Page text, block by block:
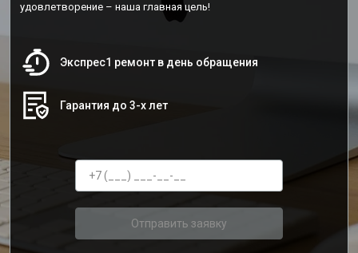
удовлетворение – наша главная цель!
Экспрес1 ремонт в день обращения
Гарантия до 3-х лет
Отправить заявку